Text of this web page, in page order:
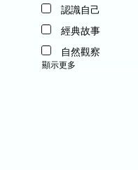
認識自己
經典故事
自然觀察
顯示更多